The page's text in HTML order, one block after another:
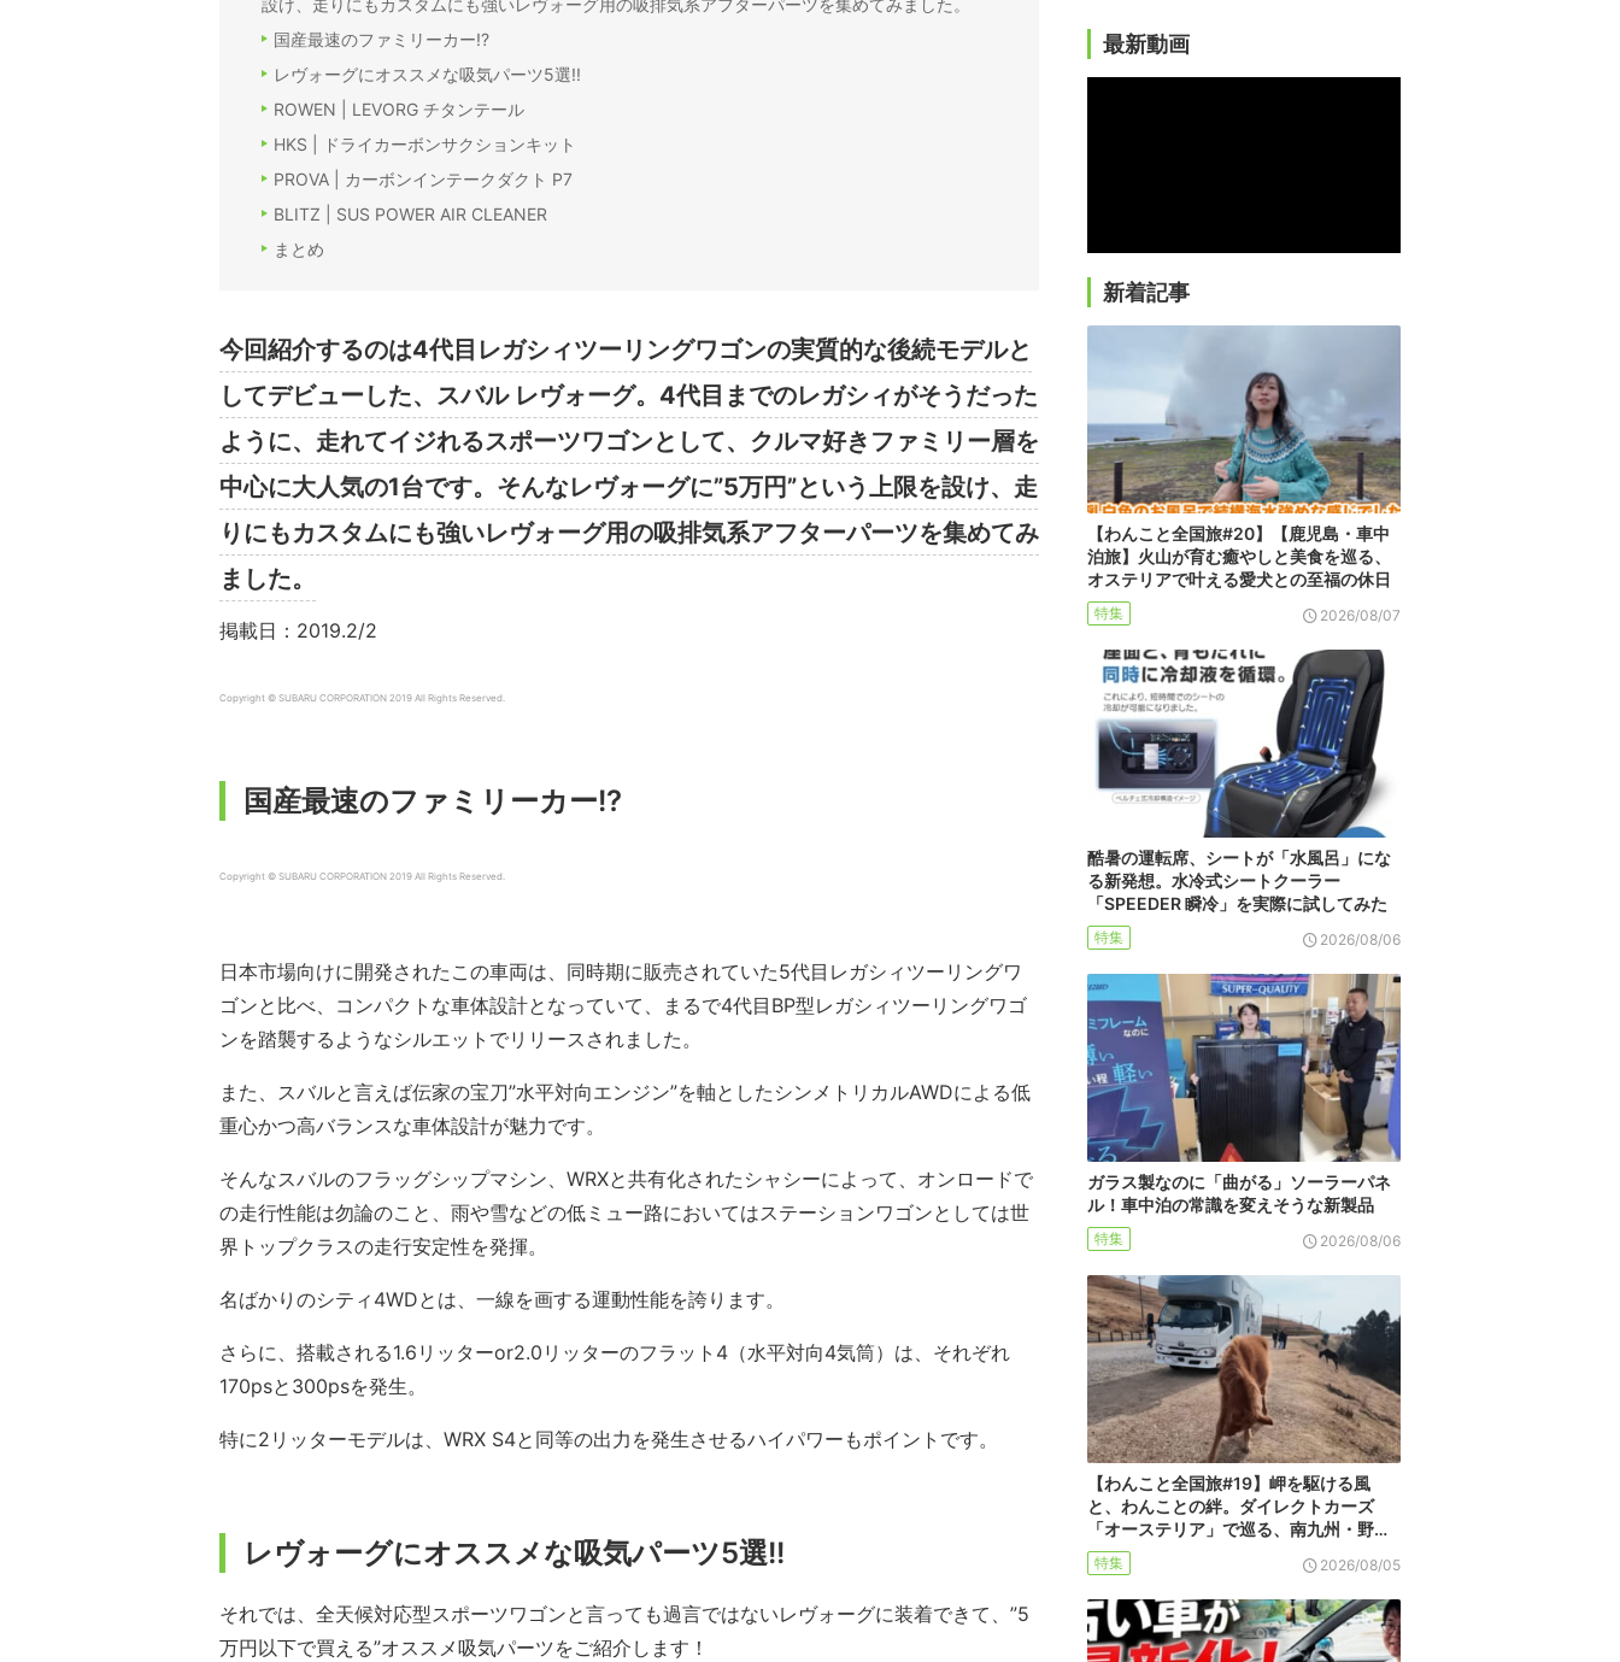
設け、走りにもカスタムにも強いレヴォーグ用の吸排気系アフターパーツを集めてみました。
国産最速のファミリーカー!?
レヴォーグにオススメな吸気パーツ5選!!
ROWEN | LEVORG チタンテール
HKS | ドライカーボンサクションキット
PROVA | カーボンインテークダクト P7
BLITZ | SUS POWER AIR CLEANER
まとめ
今回紹介するのは4代目レガシィツーリングワゴンの実質的な後続モデルと
してデビューした、スバル レヴォーグ。4代目までのレガシィがそうだった
ように、走れてイジれるスポーツワゴンとして、クルマ好きファミリー層を
中心に大人気の1台です。そんなレヴォーグに”5万円”という上限を設け、走
りにもカスタムにも強いレヴォーグ用の吸排気系アフターパーツを集めてみ
ました。
掲載日：2019.2/2
Copyright © SUBARU CORPORATION 2019 All Rights Reserved.
国産最速のファミリーカー!?
Copyright © SUBARU CORPORATION 2019 All Rights Reserved.
日本市場向けに開発されたこの車両は、同時期に販売されていた5代目レガシィツーリングワ
ゴンと比べ、コンパクトな車体設計となっていて、まるで4代目BP型レガシィツーリングワゴ
ンを踏襲するようなシルエットでリリースされました。
また、スバルと言えば伝家の宝刀”水平対向エンジン”を軸としたシンメトリカルAWDによる低
重心かつ高バランスな車体設計が魅力です。
そんなスバルのフラッグシップマシン、WRXと共有化されたシャシーによって、オンロードで
の走行性能は勿論のこと、雨や雪などの低ミュー路においてはステーションワゴンとしては世
界トップクラスの走行安定性を発揮。
名ばかりのシティ4WDとは、一線を画する運動性能を誇ります。
さらに、搭載される1.6リッターor2.0リッターのフラット4（水平対向4気筒）は、それぞれ
170psと300psを発生。
特に2リッターモデルは、WRX S4と同等の出力を発生させるハイパワーもポイントです。
レヴォーグにオススメな吸気パーツ5選!!
それでは、全天候対応型スポーツワゴンと言っても過言ではないレヴォーグに装着できて、”5
万円以下で買える”オススメ吸気パーツをご紹介します！
最新動画
新着記事
【わんこと全国旅#20】【鹿児島・車中
泊旅】火山が育む癒やしと美食を巡る、
オステリアで叶える愛犬との至福の休日
特集 2026/08/07
酷暑の運転席、シートが「水風呂」にな
る新発想。水冷式シートクーラー
「SPEEDER 瞬冷」を実際に試してみた
特集 2026/08/06
ガラス製なのに「曲がる」ソーラーパネ
ル！車中泊の常識を変えそうな新製品
特集 2026/08/06
【わんこと全国旅#19】岬を駆ける風
と、わんことの絆。ダイレクトカーズ
「オーステリア」で巡る、南九州・野…
特集 2026/08/05